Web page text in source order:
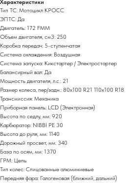
Характеристики
Тип ТС: Мотоцикл КРОСС
ЭПТС: Да
Двигатель: 172 FММ
Объем двигателя, см3: 250
Коробка передач: 5-ступенчатая
Система охлаждения: Воздушная
Система запуска: Кикстартер / Электростартер
Балансирный вал: Да
Мощность двигателя, л.с.: 21
Размер колеса, пер/задн.: 80х100 R21 110х100 R18
Трансмиссия: Механика
Приборная панель: LCD (Электронная)
Высота по седлу, мм: 920
Карбюратор: NIBBI PE 30
Высота до руля, мм: 1140
Дорожный просвет, мм: 340
База по осям, мм: 1370
ГРМ: Цепь
Тип колес: Спицованные алюминиевые
Передняя фара: Галогеновая (ближний, дальний)